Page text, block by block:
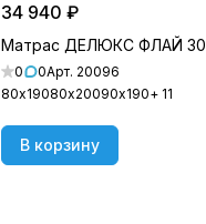
34 940 ₽
Матрас ДЕЛЮКС ФЛАЙ 30
0 0Арт. 20096
80х19080х20090х190+ 11
В корзину